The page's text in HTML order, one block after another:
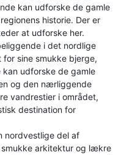
kan udforske de gamle
historie. Der er
at udforske her.
i det nordlige
sine smukke bjerge,
kan udforske de gamle
og den nærliggende
vandrestier i området,
destination for
nordvestlige del af
arkitektur og lækre